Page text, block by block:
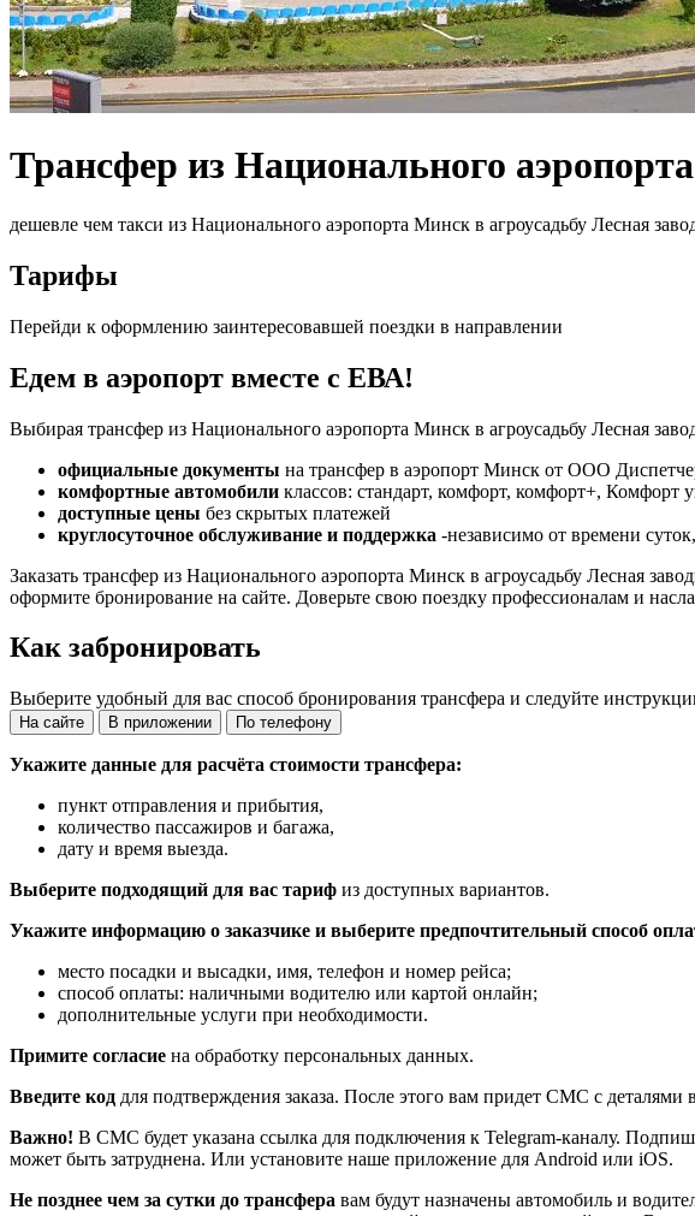
Трансфер из Национального
дешевле чем такси из Национального аэропорта Минск в агроусадьбу Лесная
Тарифы
Перейди к оформлению заинтересовавшей поездки в направлении
Едем в аэропорт вместе с ЕВА!
Выбирая трансфер из Национального аэропорта Минск в агроусадьбу Лесная
официальные документы на трансфер в аэропорт Минск от ООО
комфортные автомобили классов: стандарт, комфорт, комфорт+, Комфорт
доступные цены без скрытых платежей
круглосуточное обслуживание и поддержка -независимо от времени
Заказать трансфер из Национального аэропорта Минск в агроусадьбу Лесная
оформите бронирование на сайте. Доверьте свою поездку профессионалам и
Как забронировать
Выберите удобный для вас способ бронирования трансфера и следуйте
На сайте В приложении По телефону
Укажите данные для расчёта стоимости трансфера:
пункт отправления и прибытия,
количество пассажиров и багажа,
дату и время выезда.
Выберите подходящий для вас тариф из доступных вариантов.
Укажите информацию о заказчике и выберите предпочтительный способ
место посадки и высадки, имя, телефон и номер рейса;
способ оплаты: наличными водителю или картой онлайн;
дополнительные услуги при необходимости.
Примите согласие на обработку персональных данных.
Введите код для подтверждения заказа. После этого вам придет СМС с
Важно! В СМС будет указана ссылка для подключения к Telegram-каналу.
может быть затруднена. Или установите наше приложение для Android или iOS.
Не позднее чем за сутки до трансфера вам будут назначены автомобиль и